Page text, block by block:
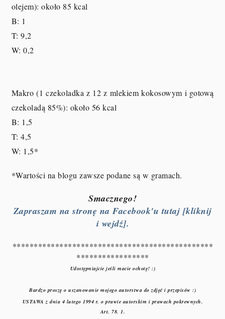
olejem): około 85 kcal
B: 1
T: 9,2
W: 0,2
Makro (1 czekoladka z 12 z mlekiem kokosowym i gotową
czekoladą 85%): około 56 kcal
B: 1,5
T: 4,5
W: 1,5*
*Wartości na blogu zawsze podane są w gramach.
Smacznego!
Zapraszam na stronę na Facebook'u tutaj [kliknij
i wejdź].
***********************************************
*****************
Udostępniajcie jeśli macie ochotę! :)
Bardzo proszę o uszanowanie mojego autorstwa do zdjęć i przepisów :)
USTAWA z dnia 4 lutego 1994 r. o prawie autorskim i prawach pokrewnych.
Art. 78. 1.